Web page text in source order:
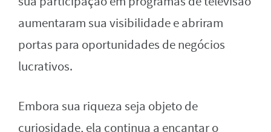
aumentaram sua visibilidade e abriram
portas para oportunidades de negócios
lucrativos.
Embora sua riqueza seja objeto de
curiosidade, ela continua a encantar o